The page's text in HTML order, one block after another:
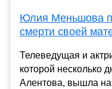
Юлия Меньшова
смерти своей
Телеведущая и
которой несколько
Алентова, вышла на